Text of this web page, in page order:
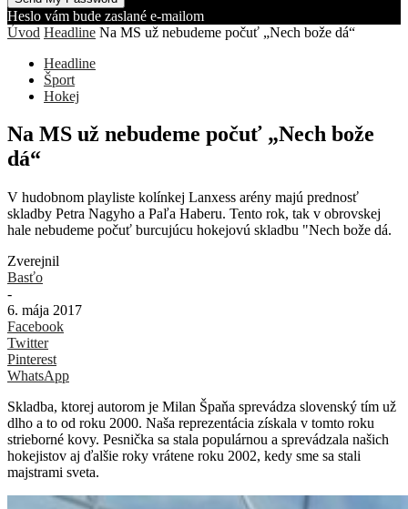
Heslo vám bude zaslané e-mailom
Úvod Headline Na MS už nebudeme počuť „Nech bože dá“
Headline
Šport
Hokej
Na MS už nebudeme počuť „Nech bože
dá“
V hudobnom playliste kolínkej Lanxess arény majú prednosť
skladby Petra Nagyho a Paľa Haberu. Tento rok, tak v obrovskej
hale nebudeme počuť burcujúcu hokejovú skladbu "Nech bože dá.
Zverejnil
Basťo
-
6. mája 2017
Facebook
Twitter
Pinterest
WhatsApp
Skladba, ktorej autorom je Milan Špaňa sprevádza slovenský tím už
dlho a to od roku 2000. Naša reprezentácia získala v tomto roku
strieborné kovy. Pesnička sa stala populárnou a sprevádzala našich
hokejistov aj ďalšie roky vrátene roku 2002, kedy sme sa stali
majstrami sveta.